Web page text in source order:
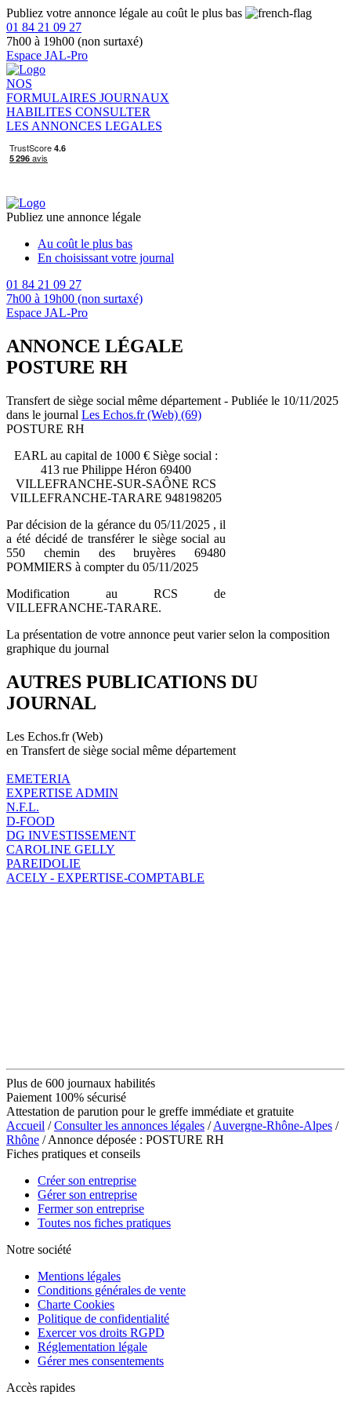
Publiez votre annonce légale au coût le plus bas
01 84 21 09 27
7h00 à 19h00 (non surtaxé)
Espace JAL-Pro
NOS
FORMULAIRES JOURNAUX
HABILITES CONSULTER
LES ANNONCES LEGALES
Publiez une annonce légale
Au coût le plus bas
En choisissant votre journal
01 84 21 09 27
7h00 à 19h00 (non surtaxé)
Espace JAL-Pro
ANNONCE LÉGALE
POSTURE RH
Transfert de siège social même département - Publiée le 10/11/2025
dans le journal Les Echos.fr (Web) (69)
POSTURE RH
EARL au capital de 1000 € Siège social :
413 rue Philippe Héron 69400
VILLEFRANCHE-SUR-SAÔNE RCS
VILLEFRANCHE-TARARE 948198205
Par décision de la gérance du 05/11/2025 , il
a été décidé de transférer le siège social au
550 chemin des bruyères 69480
POMMIERS à compter du 05/11/2025
Modification au RCS de
VILLEFRANCHE-TARARE.
La présentation de votre annonce peut varier selon la composition
graphique du journal
AUTRES PUBLICATIONS DU
JOURNAL
Les Echos.fr (Web)
en Transfert de siège social même département
EMETERIA
EXPERTISE ADMIN
N.F.L.
D-FOOD
DG INVESTISSEMENT
CAROLINE GELLY
PAREIDOLIE
ACELY - EXPERTISE-COMPTABLE
Plus de 600 journaux habilités
Paiement 100% sécurisé
Attestation de parution pour le greffe immédiate et gratuite
Accueil /Consulter les annonces légales /Auvergne-Rhône-Alpes /
Rhône / Annonce déposée : POSTURE RH
Fiches pratiques et conseils
Créer son entreprise
Gérer son entreprise
Fermer son entreprise
Toutes nos fiches pratiques
Notre société
Mentions légales
Conditions générales de vente
Charte Cookies
Politique de confidentialité
Exercer vos droits RGPD
Réglementation légale
Gérer mes consentements
Accès rapides